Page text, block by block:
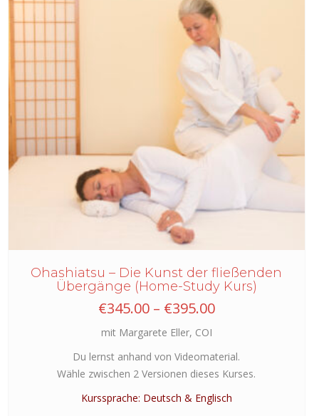
Ohashiatsu – Die Kunst der fließenden
Übergänge (Home-Study Kurs)
€345.00 – €395.00Preisspanne:
€395.00
mit Margarete Eller, COI
Du lernst anhand von Videomaterial.
Wähle zwischen 2 Versionen dieses Kurses.
Kurssprache: Deutsch & Englisch